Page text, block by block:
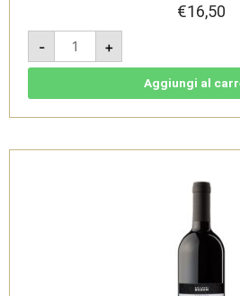
€16,50
-
Huck
Bach
Santa
Alto
-
+
Aggiungi al